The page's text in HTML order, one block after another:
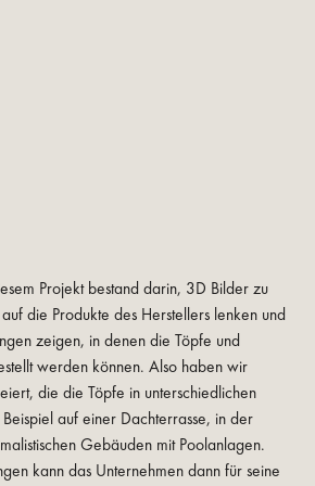
Projekt bestand darin, 3D Bilder zu
die Produkte des Herstellers lenken und
zeigen, in denen die Töpfe und
werden können. Also haben wir
die die Töpfe in unterschiedlichen
auf einer Dachterrasse, in der
Gebäuden mit Poolanlagen.
kann das Unternehmen dann für seine